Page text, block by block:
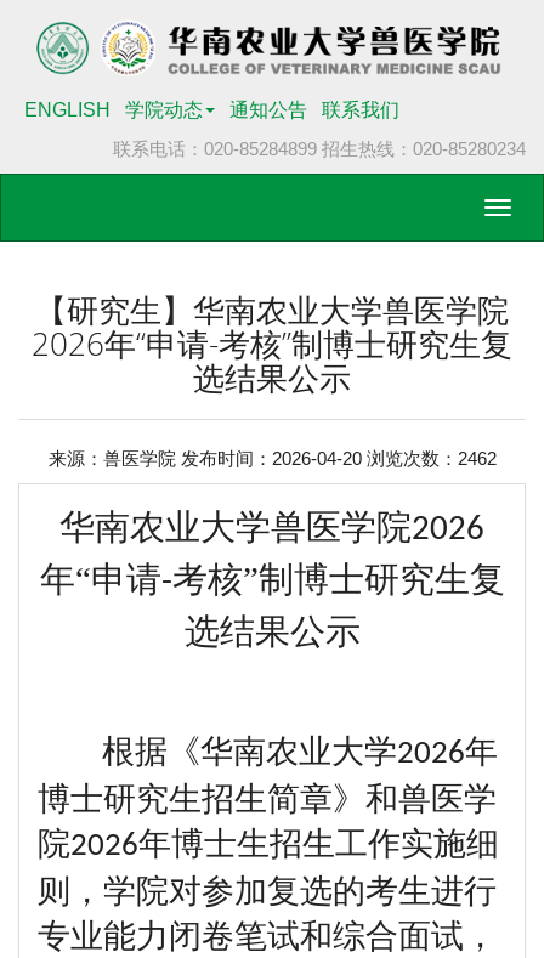
ENGLISH 学院动态 通知公告
联系我们
联系电话：020-85284899 招生热线：020-85280234
【研究生】华南农业大学兽医学院
2026年“申请-考核”制博士研究生复
选结果公示
来源：兽医学院 发布时间：2026-04-20 浏览次数： 2462
华南农业大学兽医学院2026
年“申请-考核”制博士研究生复
选结果公示
根据《华南农业大学2026年
博士研究生招生简章》和兽医学
院2026年博士生招生工作实施细
则，学院对参加复选的考生进行
专业能力闭卷笔试和综合面试，